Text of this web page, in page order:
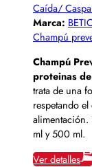
Caída/
Marca:
Champú
Champú
proteinas
trata de una
respetando
alimentación.
ml y 500 ml.
Ver detalles